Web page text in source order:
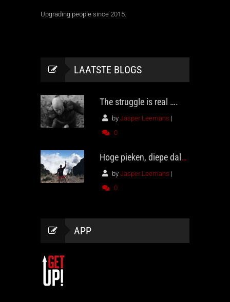
Upgrading people since 2015.
LAATSTE BLOGS
The struggle is real ….
by Jasper Leemans |
0
Hoge pieken, diepe dalen
by Jasper Leemans |
0
APP